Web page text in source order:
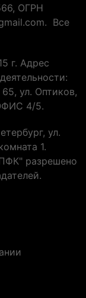
ОГРН
Все
г. Адрес
ул. Оптиков,
4/5.
ул.
1.
разрешено